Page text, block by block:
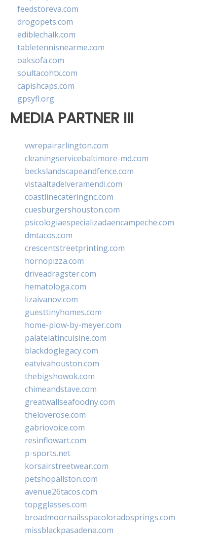
feedstoreva.com
drogopets.com
ediblechalk.com
tabletennisnearme.com
oaksofa.com
soultacohtx.com
capishcaps.com
gpsyfl.org
MEDIA PARTNER III
vwrepairarlington.com
cleaningservicebaltimore-md.com
beckslandscapeandfence.com
vistaaltadelveramendi.com
coastlinecateringnc.com
cuesburgershouston.com
psicologiaespecializadaencampeche.com
dmtacos.com
crescentstreetprinting.com
hornopizza.com
driveadragster.com
hematologa.com
lizaivanov.com
guesttinyhomes.com
home-plow-by-meyer.com
palatelatincuisine.com
blackdoglegacy.com
eatvivahouston.com
thebigshowok.com
chimeandstave.com
greatwallseafoodny.com
theloverose.com
gabriovoice.com
resinflowart.com
p-sports.net
korsairstreetwear.com
petshopallston.com
avenue26tacos.com
topgglasses.com
broadmoornailsspacoloradosprings.com
missblackpasadena.com